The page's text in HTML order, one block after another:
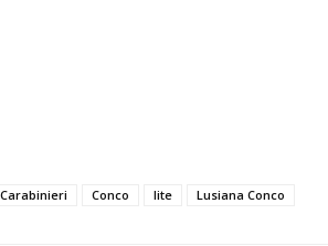
Carabinieri Conco lite Lusiana Conco